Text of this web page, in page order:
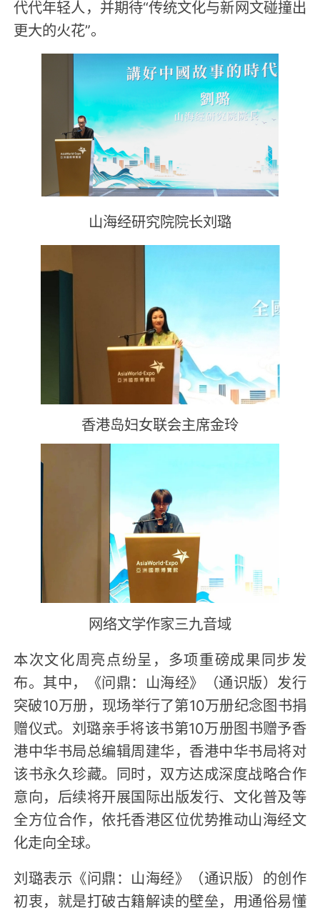
代代年轻人，并期待“传统文化与新网文碰撞出
更大的火花”。
山海经研究院院长刘璐
香港岛妇女联会主席金玲
网络文学作家三九音域
本次文化周亮点纷呈，多项重磅成果同步发
布。其中，《问鼎：山海经》（通识版）发行
突破10万册，现场举行了第10万册纪念图书捐
赠仪式。刘璐亲手将该书第10万册图书赠予香
港中华书局总编辑周建华，香港中华书局将对
该书永久珍藏。同时，双方达成深度战略合作
意向，后续将开展国际出版发行、文化普及等
全方位合作，依托香港区位优势推动山海经文
化走向全球。
刘璐表示《问鼎：山海经》（通识版）的创作
初衷，就是打破古籍解读的壁垒，用通俗易懂